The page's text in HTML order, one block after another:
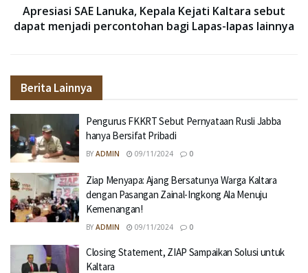
Apresiasi SAE Lanuka, Kepala Kejati Kaltara sebut
dapat menjadi percontohan bagi Lapas-lapas lainnya
Berita Lainnya
Pengurus FKKRT Sebut Pernyataan Rusli Jabba
hanya Bersifat Pribadi
BY ADMIN 09/11/2024 0
Ziap Menyapa: Ajang Bersatunya Warga Kaltara
dengan Pasangan Zainal-Ingkong Ala Menuju
Kemenangan!
BY ADMIN 09/11/2024 0
Closing Statement, ZIAP Sampaikan Solusi untuk
Kaltara